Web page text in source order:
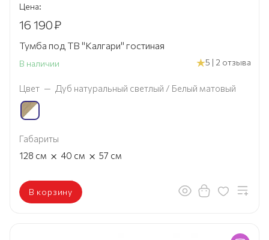
Цена:
16 190₽
Тумба под ТВ "Калгари" гостиная
В наличии 5 | 2 отзыва
Цвет — Дуб натуральный светлый / Белый матовый
Габариты
128 см × 40 см × 57 см
В корзину